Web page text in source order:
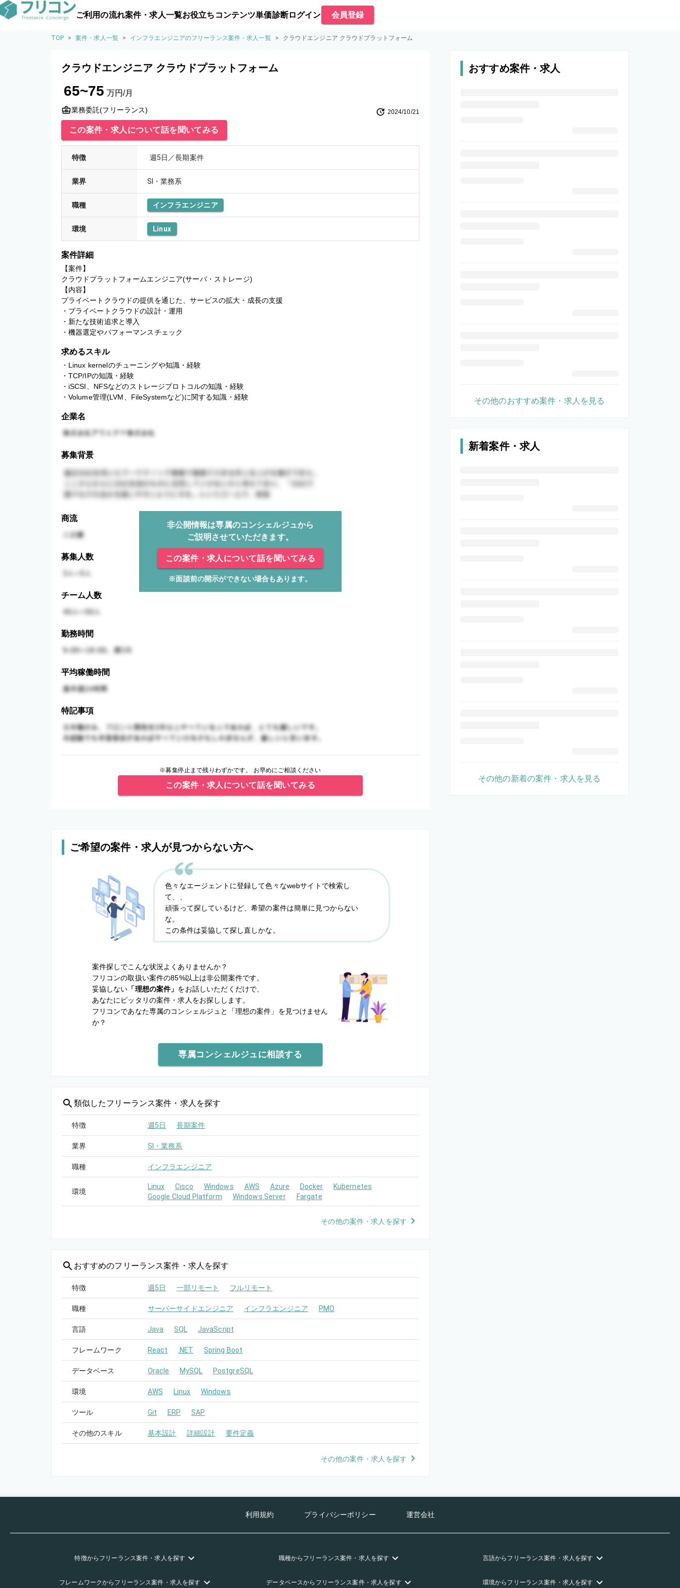
ご利用の流れ案件・求人一覧お役立ちコンテンツ単価診断ログイン 会員登録
TOP > 案件・求人一覧 > インフラエンジニアのフリーランス案件・求人一覧 > クラウドエンジニア クラウドプラットフォーム
クラウドエンジニア クラウドプラットフォーム
65~75 万円/月
業務委託(フリーランス) 2024/10/21
この案件・求人について話を聞いてみる
特徴 週5日／長期案件
業界 SI・業務系
職種 インフラエンジニア
環境 Linux
案件詳細
【案件】
クラウドプラットフォームエンジニア(サーバ・ストレージ)
【内容】
プライベートクラウドの提供を通じた、サービスの拡大・成長の支援
・プライベートクラウドの設計・運用
・新たな技術追求と導入
・機器選定やパフォーマンスチェック
求めるスキル
・Linux kernelのチューニングや知識・経験
・TCP/IPの知識・経験
・iSCSI、NFSなどのストレージプロトコルの知識・経験
・Volume管理(LVM、FileSystemなど)に関する知識・経験
企業名
募集背景
商流
非公開情報は専属のコンシェルジュから
ご説明させていただきます。
この案件・求人について話を聞いてみる
※面談前の開示ができない場合もあります。
募集人数
チーム人数
勤務時間
平均稼働時間
特記事項
※募集停止まで残りわずかです。 お早めにご相談ください
この案件・求人について話を聞いてみる
ご希望の案件・求人が見つからない方へ
色々なエージェントに登録して色々なwebサイトで検索し
て、、
頑張って探しているけど、希望の案件は簡単に見つからない
な。
この条件は妥協して探し直しかな。
案件探しでこんな状況よくありませんか？
フリコンの取扱い案件の85%以上は非公開案件です。
妥協しない 「理想の案件」 をお話しいただくだけで、
あなたにピッタリの案件・求人をお探しします。
フリコンであなた専属のコンシェルジュと
「理想の案件」を見つけません
か？
専属コンシェルジュに相談する
類似したフリーランス案件・求人を探す
特徴 週5日 長期案件
業界 SI・業務系
職種 インフラエンジニア
環境
Linux Cisco Windows AWS Azure Docker
Kubernetes
Google Cloud Platform
Windows Server Fargate
その他の案件・求人を探す
おすすめのフリーランス案件・求人を探す
特徴 週5日 一部リモート フルリモート
職種 サーバーサイドエンジニア インフラエンジニア PMO
言語 Java SQL JavaScript
フレームワーク React .NET Spring Boot
データベース Oracle MySQL PostgreSQL
環境 AWS Linux Windows
ツール Git ERP SAP
その他のスキル 基本設計 詳細設計 要件定義
その他の案件・求人を探す
おすすめ案件・求人
その他のおすすめ案件・求人を見る
新着案件・求人
その他の新着の案件・求人を見る
利用規約 プライバシーポリシー 運営会社
特徴からフリーランス案件・求人を探す 職種からフリーランス案件・求人を探す 言語からフリーランス案件・求人を探す
フレームワークからフリーランス案件・求人を探す データベースからフリーランス案件・求人を探す 環境からフリーランス案件・求人を探す